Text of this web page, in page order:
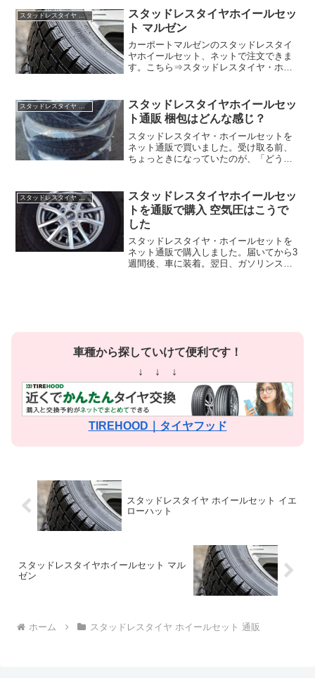
スタッドレスタイヤ ホイールセット 通販
スタッドレスタイヤホイールセッ
ト マルゼン
カーポートマルゼンのスタッドレスタイ
ヤホイールセット、ネットで注文できま
す。こちら⇒スタッドレスタイヤ・ホイ
メーカーから探していくことができま
す。安い順にして並び替...
スタッドレスタイヤ ホイールセット 通販
スタッドレスタイヤホイールセッ
ト通販 梱包はどんな感じ？
スタッドレスタイヤ・ホイールセットを
ネット通販で買いました。受け取る前、
ちょっときになっていたのが、「どうい
1個1個、箱に入っている？ビニール袋に
包まれている？要は、...
スタッドレスタイヤ ホイールセット 通販
スタッドレスタイヤホイールセッ
トを通販で購入 空気圧はこうで
した
スタッドレスタイヤ・ホイールセットを
ネット通販で購入しました。届いてから3
週間後、車に装着。翌日、ガソリンスタ
車種から探していけて便利です！
↓ ↓ ↓
TIREHOOD｜タイヤフッド
スタッドレスタイヤ ホイールセット イエ
ローハット
スタッドレスタイヤホイールセット マル
ゼン
ホーム スタッドレスタイヤ ホイールセット 通販